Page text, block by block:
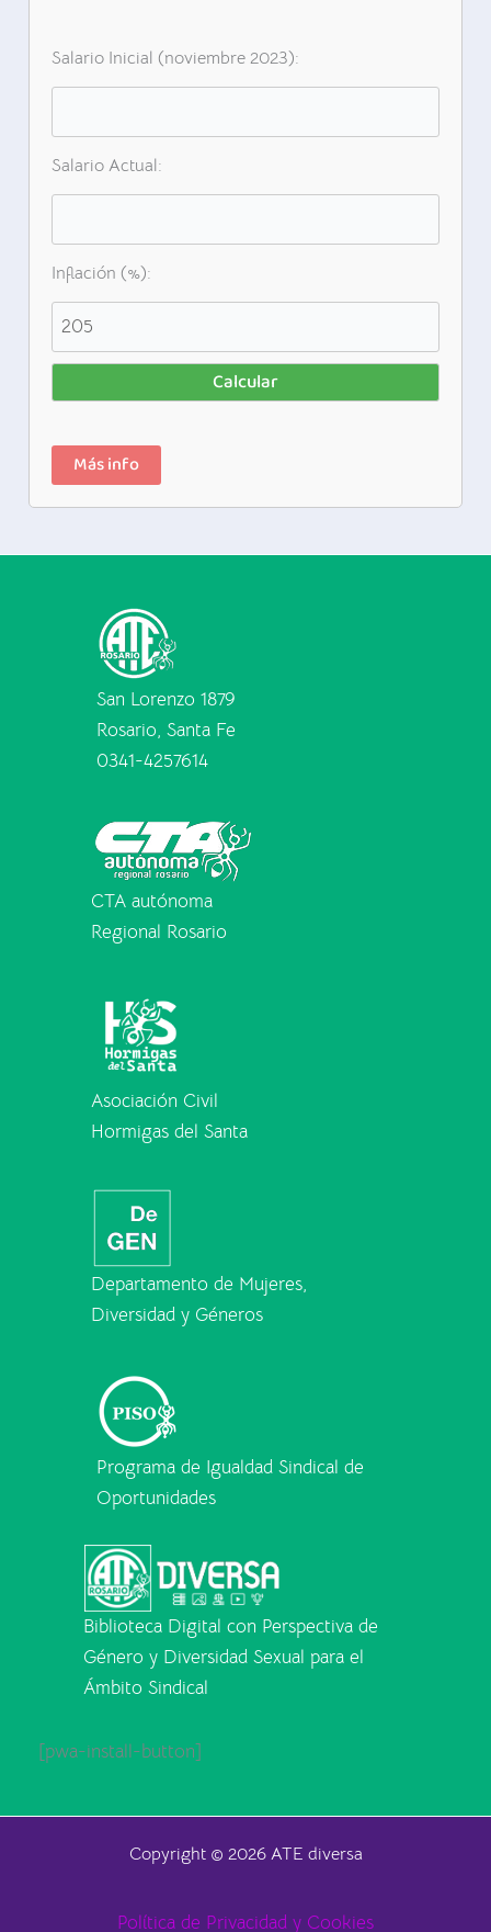
Salario Inicial (noviembre 2023):
Salario Actual:
Inflación (%):
Calcular
Más info
San Lorenzo 1879
Rosario, Santa Fe
0341-4257614
CTA autónoma
Regional Rosario
Asociación Civil
Hormigas del Santa
Departamento de Mujeres,
Diversidad y Géneros
Programa de Igualdad Sindical de
Oportunidades
Biblioteca Digital con Perspectiva de
Género y Diversidad Sexual para el
Ámbito Sindical
[pwa-install-button]
Copyright © 2026 ATE diversa
Política de Privacidad y Cookies